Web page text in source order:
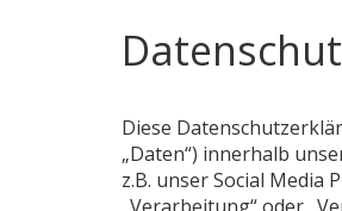
Diese
„Daten“) innerhalb
z.B. unser Social Media